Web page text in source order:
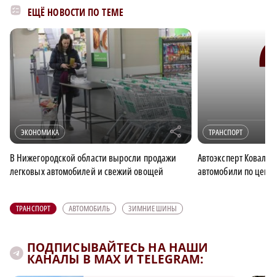
ЕЩЁ НОВОСТИ ПО ТЕМЕ
ЭКОНОМИКА r
В Нижегородской области выросли продажи
легковых автомобилей и свежий овощей
ТРАНСПОРТ
Автоэксперт
автомобили по
ТРАНСПОРТ АВТОМОБИЛЬ ЗИМНИЕ ШИНЫ
ПОДПИСЫВАЙТЕСЬ НА НАШИ
КАНАЛЫ В MAX И TELEGRAM: